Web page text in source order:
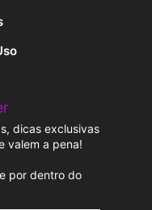
dicas exclusivas
valem a pena!
por dentro do